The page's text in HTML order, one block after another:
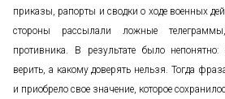
приказы, рапорты и сводки о ходе военных
стороны рассылали ложные
противника. В результате было
верить, а какому доверять нельзя. Тогда
и приобрело свое значение, которое